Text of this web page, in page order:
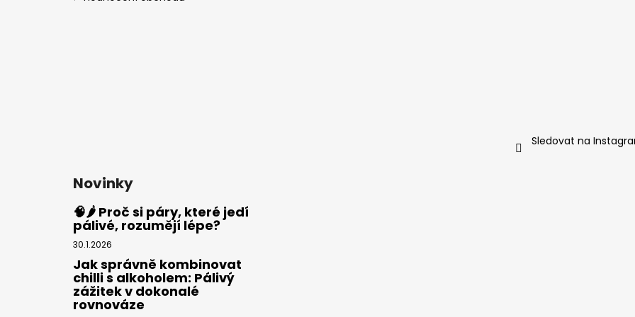
Sledovat na
Novinky
🧠🌶️ Proč si páry, které jedí
pálivé, rozumějí lépe?
30.1.2026
Jak správně kombinovat
chilli s alkoholem: Pálivý
zážitek v dokonalé
rovnováze